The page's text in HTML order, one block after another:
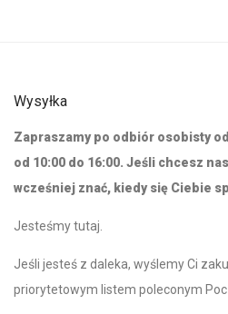
Wysyłka
Zapraszamy po odbiór osobisty
od 10:00 do 16:00. Jeśli chcesz
wcześniej znać, kiedy się Ciebie
Jesteśmy tutaj
Jeśli jesteś z daleka, wyślemy Ci
priorytetowym listem poleconym